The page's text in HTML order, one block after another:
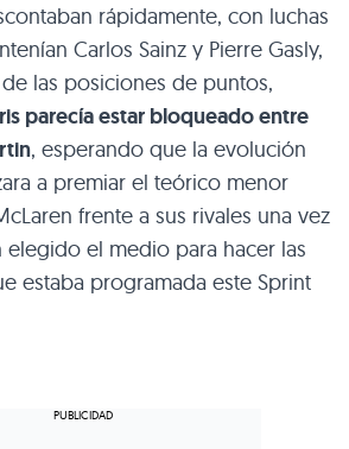
rápidamente, con luchas
Carlos Sainz y Pierre Gasly,
las posiciones de puntos,
parecía estar bloqueado entre
, esperando que la evolución
a premiar el teórico menor
frente a sus rivales una vez
el medio para hacer las
estaba programada este Sprint